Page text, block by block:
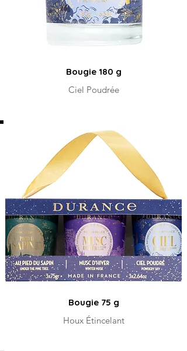
Bougie 180 g
Ciel Poudrée
Bougie 75 g
Houx Étincelant